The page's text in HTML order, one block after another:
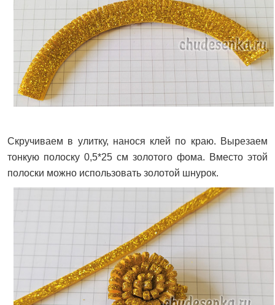
Скручиваем в улитку, нанося клей по краю. Вырезаем
тонкую полоску 0,5*25 см золотого фома. Вместо этой
полоски можно использовать золотой шнурок.